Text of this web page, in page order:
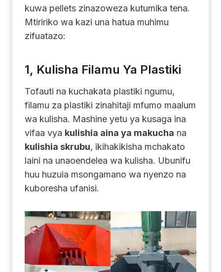
kuwa pellets zinazoweza kutumika tena.
Mtiririko wa kazi una hatua muhimu
zifuatazo:
1, Kulisha Filamu Ya Plastiki
Tofauti na kuchakata plastiki ngumu,
filamu za plastiki zinahitaji mfumo maalum
wa kulisha. Mashine yetu ya kusaga ina
vifaa vya kulishia aina ya makucha na
kulishia skrubu, ikihakikisha mchakato
laini na unaoendelea wa kulisha. Ubunifu
huu huzuia msongamano wa nyenzo na
kuboresha ufanisi.